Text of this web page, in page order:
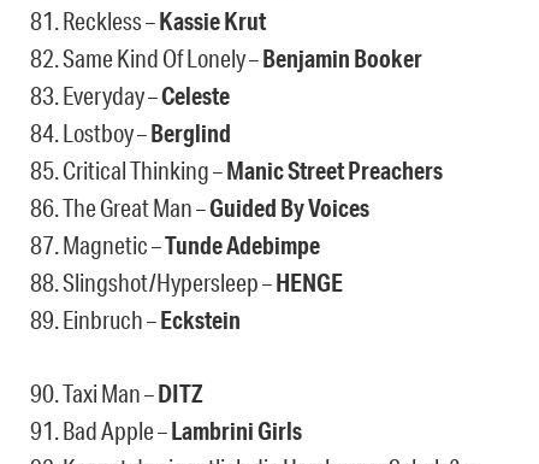
81. Reckless –Kassie Krut
82. Same Kind Of Lonely –Benjamin Booker
83. Everyday –Celeste
84. Lostboy –Berglind
85. Critical Thinking –Manic Street Preachers
86. The Great Man –Guided By Voices
87. Magnetic –Tunde Adebimpe
88. Slingshot/Hypersleep –HENGE
89. Einbruch –Eckstein
90. Taxi Man –DITZ
91. Bad Apple –Lambrini Girls